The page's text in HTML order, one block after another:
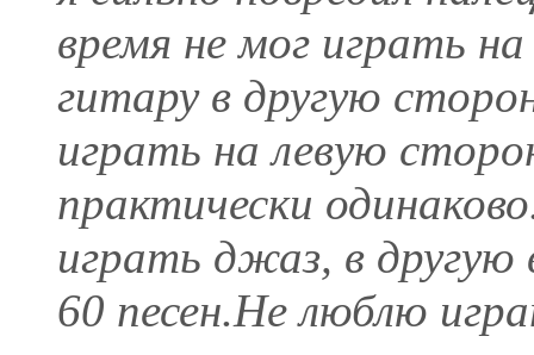
время не мог играть
гитару в другую
играть на левую
практически
играть джаз, в другую
60 песен.Не люблю